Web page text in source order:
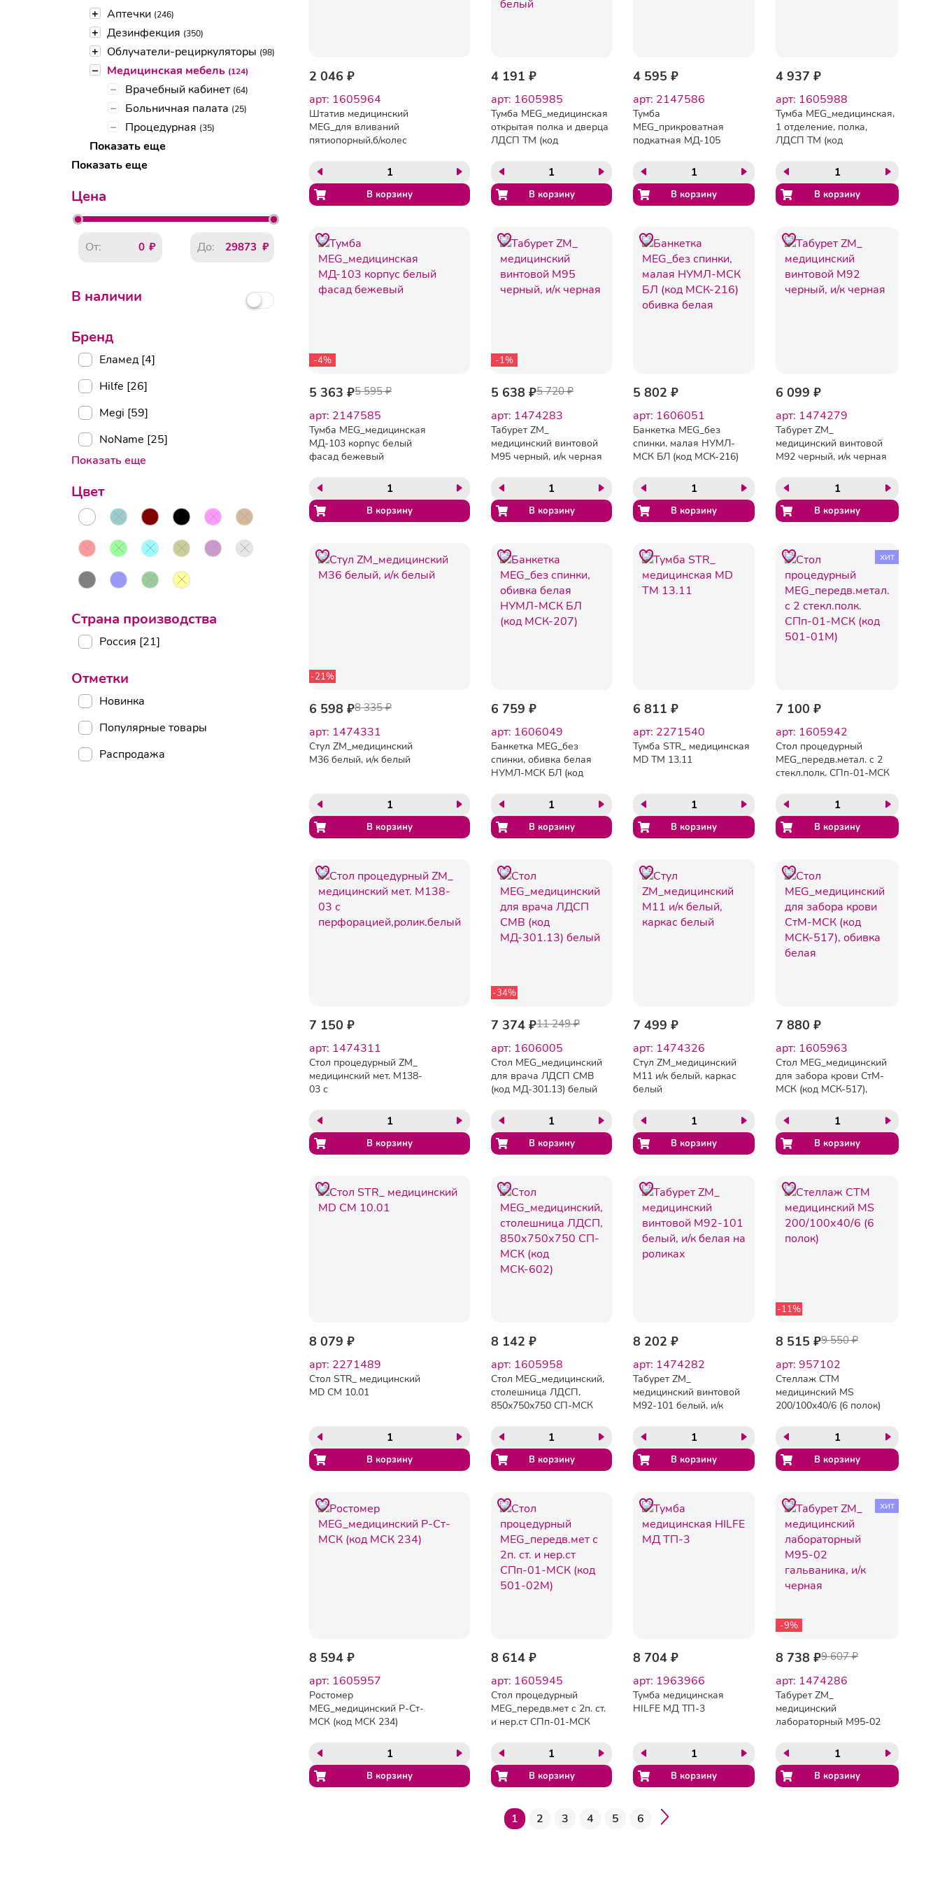
+ Аптечки (246)
+ Дезинфекция (350)
+ Облучатели-рециркуляторы (98)
– Медицинская мебель (124)
– Врачебный кабинет (64)
– Больничная палата (25)
– Процедурная (35)
Показать еще
Показать еще
Цена
От: До:
В наличии
Бренд
Еламед [4]
Hilfe [26]
Megi [59]
NoName [25]
Показать еще
Цвет
Страна производства
Россия [21]
Отметки
Новинка
Популярные товары
Распродажа
2 046 ₽
арт: 1605964
Штатив медицинский
MEG_для вливаний
пятиопорный,б/колес
4 191 ₽
арт: 1605985
Тумба MEG_медицинская
открытая полка и дверца
ЛДСП ТМ (код
4 595 ₽
арт: 2147586
Тумба
MEG_прикроватная
подкатная МД-105
бежевый
4 937 ₽
арт: 1605988
Тумба MEG_медицинская,
1 отделение, полка,
ЛДСП ТМ (код
-4%
5 363 ₽5 595 ₽
арт: 2147585
Тумба MEG_медицинская
МД-103 корпус белый
фасад бежевый
-1%
5 638 ₽5 720 ₽
арт: 1474283
Табурет ZM_
медицинский винтовой
М95 черный, и/к черная
5 802 ₽
арт: 1606051
Банкетка MEG_без
спинки, малая НУМЛ-
МСК БЛ (код МСК-216)
6 099 ₽
арт: 1474279
Табурет ZM_
медицинский винтовой
М92 черный, и/к черная
-21%
6 598 ₽8 335 ₽
арт: 1474331
Стул ZM_медицинский
М36 белый, и/к белый
6 759 ₽
арт: 1606049
Банкетка MEG_без
спинки, обивка белая
НУМЛ-МСК БЛ (код
6 811 ₽
арт: 2271540
Тумба STR_ медицинская
MD TM 13.11
хит
7 100 ₽
арт: 1605942
Стол процедурный
MEG_передв.метал. с 2
стекл.полк. СПп-01-МСК
7 150 ₽
арт: 1474311
Стол процедурный ZM_
медицинский мет. М138-
03 с
-34%
7 374 ₽11 249 ₽
арт: 1606005
Стол MEG_медицинский
для врача ЛДСП СМВ
(код МД-301.13) белый
7 499 ₽
арт: 1474326
Стул ZM_медицинский
М11 и/к белый, каркас
белый
7 880 ₽
арт: 1605963
Стол MEG_медицинский
для забора крови СтМ-
МСК (код МСК-517),
8 079 ₽
арт: 2271489
Стол STR_ медицинский
MD CM 10.01
8 142 ₽
арт: 1605958
Стол MEG_медицинский,
столешница ЛДСП,
850х750х750 СП-МСК
8 202 ₽
арт: 1474282
Табурет ZM_
медицинский винтовой
М92-101 белый, и/к
-11%
8 515 ₽9 550 ₽
арт: 957102
Стеллаж СТМ
медицинский MS
200/100х40/6 (6 полок)
8 594 ₽
арт: 1605957
Ростомер
MEG_медицинский Р-Ст-
МСК (код МСК 234)
8 614 ₽
арт: 1605945
Стол процедурный
MEG_передв.мет с 2п. ст.
и нер.ст СПп-01-МСК
8 704 ₽
арт: 1963966
Тумба медицинская
HILFE МД ТП-3
-9%
хит
8 738 ₽9 607 ₽
арт: 1474286
Табурет ZM_
медицинский
лабораторный М95-02
1 2 3 4 5 6